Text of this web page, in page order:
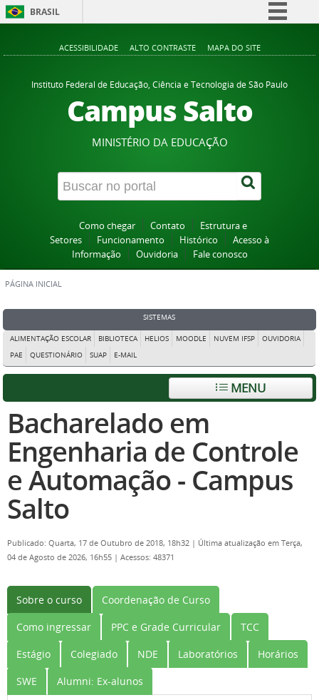
BRASIL
Comunica BR
Participe
Acesso à informação
Canais
ACESSIBILIDADE ALTO CONTRASTE MAPA DO SITE
Instituto Federal de Educação, Ciência e Tecnologia de São Paulo
Campus Salto
MINISTÉRIO DA EDUCAÇÃO
Como chegar Contato
Estrutura e
Setores
Funcionamento Histórico
Acesso à
Informação
Ouvidoria Fale conosco
PÁGINA INICIAL
SISTEMAS
ALIMENTAÇÃO ESCOLAR BIBLIOTECA HELIOS MOODLE NUVEM IFSP
OUVIDORIA
PAE
QUESTIONÁRIO SUAP E-MAIL
MENU
Bacharelado em
Engenharia de Controle
e Automação - Campus
Salto
Publicado: Quarta, 17 de Outubro de 2018, 18h32 | Última atualização em Terça,
04 de Agosto de 2026, 16h55 | Acessos: 48371
Sobre o curso
Coordenação de Curso
Como ingressar
PPC e Grade Curricular
TCC
Estágio
Colegiado NDE Laboratórios
Horários
SWE
Alumni: Ex-alunos